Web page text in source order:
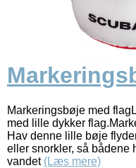
Markeringsbøje med
med lille dykker
Hav denne lille bøje
eller snorkler, så bådene
vandet (Læs mere)